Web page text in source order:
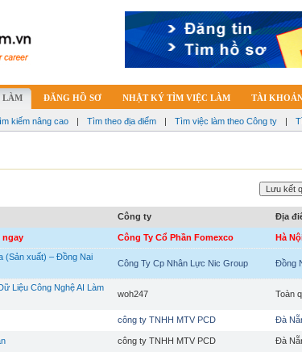
LÀM ĐĂNG HỒ SƠ NHẬT KÝ TÌM VIỆC LÀM TÀI
kiếm nâng cao | Tìm theo địa điểm | Tìm việc làm theo Công ty |
Công ty Địa
ngay Công Ty Cổ Phần Fomexco Hà
(Sản xuất) – Đồng Nai
Công Ty Cp Nhân Lực Nic Group Đồng
Liệu Công Nghệ AI Làm
woh247 Toàn
công ty TNHH MTV PCD Đà
công ty TNHH MTV PCD Đà